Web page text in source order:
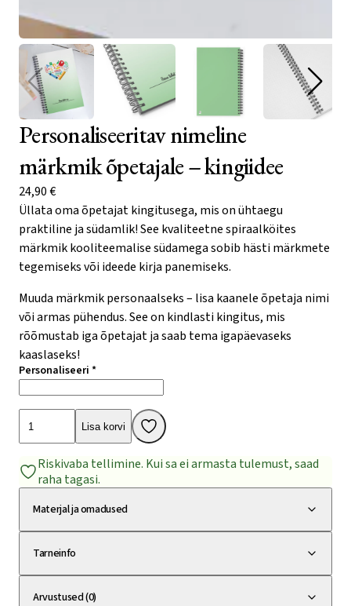
Personaliseeritav nimeline
märkmik õpetajale – kingiidee
24,90€
Üllata oma õpetajat kingitusega, mis on ühtaegu
praktiline ja südamlik! See kvaliteetne spiraalköites
märkmik kooliteemalise südamega sobib hästi märkmete
tegemiseks või ideede kirja panemiseks.
Muuda märkmik personaalseks – lisa kaanele õpetaja nimi
või armas pühendus. See on kindlasti kingitus, mis
rõõmustab iga õpetajat ja saab tema igapäevaseks
kaaslaseks!
Personaliseeri *
Personaliseeritav
nimeline
märkmik
õpetajale
kingiidee
kogus
Lisa korvi
Riskivaba tellimine. Kui sa ei armasta tulemust, saad
raha tagasi.
Materjal ja omadused
Tarneinfo
Arvustused (0)